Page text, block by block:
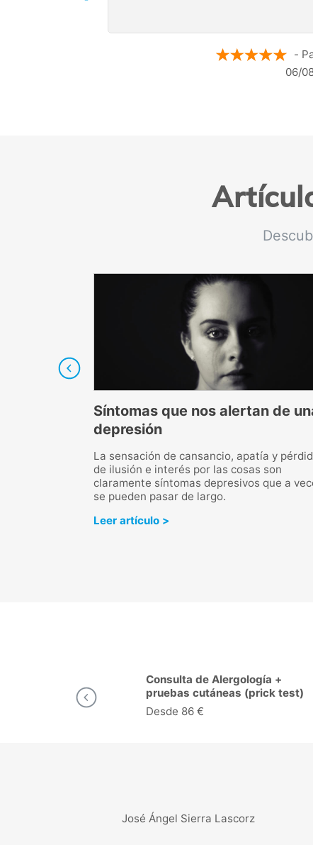
siguientes pasos a seguir
resultados de la resonancia.
Síntomas que nos alertan de
depresión
La sensación de cansancio, apatía y
de ilusión e interés por las cosas son
claramente síntomas depresivos que a
se pueden pasar de largo.
Leer artículo >
(prick test)
Consulta de Cardiología en
Huesca
Desde 53 €
José Ángel Sierra Lascorz